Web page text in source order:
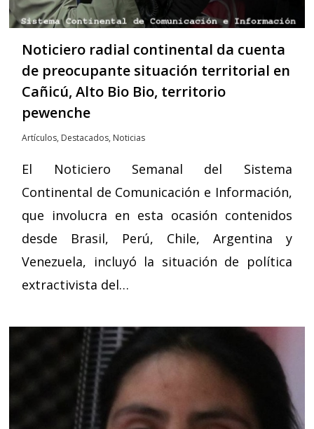
Noticiero radial continental da cuenta
de preocupante situación territorial en
Cañicú, Alto Bio Bio, territorio
pewenche
Artículos, Destacados, Noticias
El Noticiero Semanal del Sistema
Continental de Comunicación e Información,
que involucra en esta ocasión contenidos
desde Brasil, Perú, Chile, Argentina y
Venezuela, incluyó la situación de política
extractivista del…